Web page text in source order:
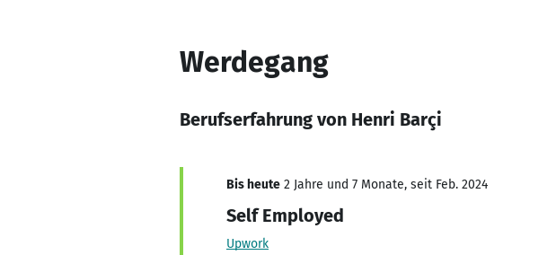
Werdegang
Berufserfahrung von Henri Barçi
Bis heute 2 Jahre und 7 Monate, seit Feb. 2024
Self Employed
Upwork